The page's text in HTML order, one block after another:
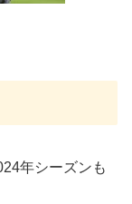
年シーズンも